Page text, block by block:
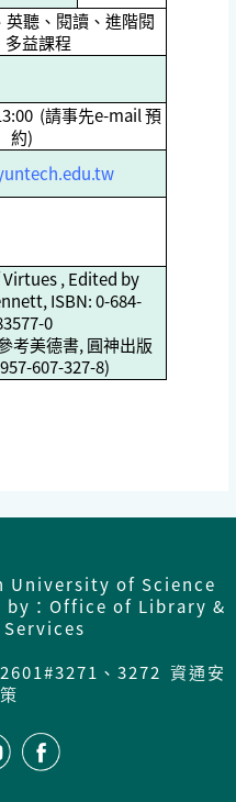
聽、閱讀、進階閱
多益課程
(請事先e-mail 預
約)
, Edited by
ISBN: 0-684-
0
考美德書, 圓神出版
607-327-8)
University of Science
by：Office of Library &
、3272 資通安